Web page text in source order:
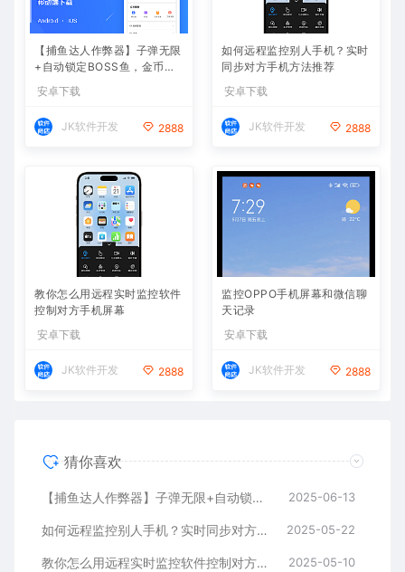
【捕鱼达人作弊器】子弹无限
+自动锁定BOSS鱼，金币爆
仓
安卓下载
JK软件开发 2888
如何远程监控别人手机？实时
同步对方手机方法推荐
安卓下载
JK软件开发 2888
教你怎么用远程实时监控软件
控制对方手机屏幕
安卓下载
JK软件开发 2888
监控OPPO手机屏幕和微信聊
天记录
安卓下载
JK软件开发 2888
猜你喜欢
【捕鱼达人作弊器】子弹无限+自动锁定BOSS鱼，金币爆仓 2025-06-13
如何远程监控别人手机？实时同步对方手机方法推荐 2025-05-22
教你怎么用远程实时监控软件控制对方手机屏幕 2025-05-10